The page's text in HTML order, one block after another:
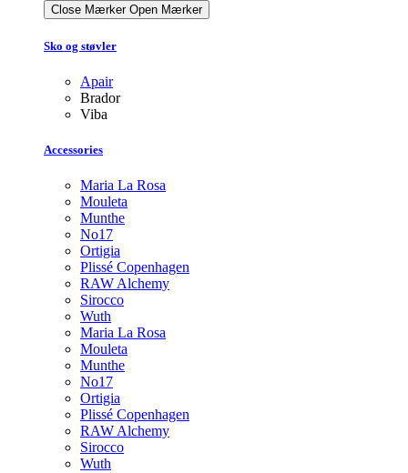
Close Mærker Open Mærker
Sko og støvler
Apair
Brador
Viba
Accessories
Maria La Rosa
Mouleta
Munthe
No17
Ortigia
Plissé Copenhagen
RAW Alchemy
Sirocco
Wuth
Maria La Rosa
Mouleta
Munthe
No17
Ortigia
Plissé Copenhagen
RAW Alchemy
Sirocco
Wuth